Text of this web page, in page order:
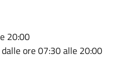
20:00
ore 07:30 alle 20:00